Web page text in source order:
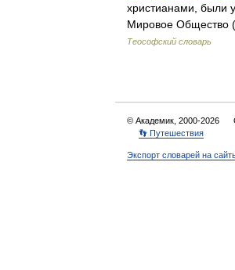
христианами, были
Мировое Общество
Теософский словарь
© Академик, 2000-2026
👣 Путешествия
Экспорт словарей на